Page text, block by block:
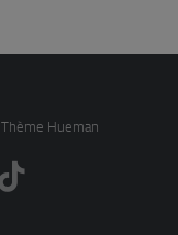
Thème Hueman